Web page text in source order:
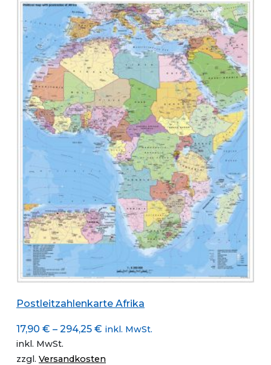
Postleitzahlenkarte Afrika
17,90 € – 294,25 € inkl. MwSt.
inkl. MwSt.
zzgl. Versandkosten